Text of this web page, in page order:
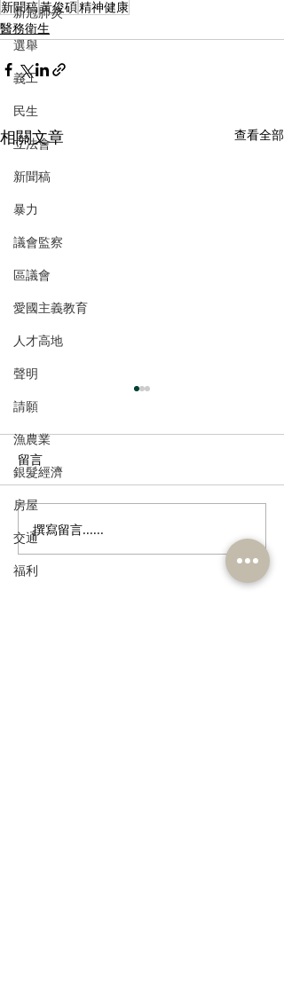
新冠肺炎
選舉
義工
民生
立法會
新聞稿
暴力
議會監察
區議會
愛國主義教育
人才高地
聲明
請願
漁農業
銀髮經濟
房屋
交通
福利
新聞稿黃俊碩精神健康
醫務衛生
相關文章 查看全部
陳永光歡迎中醫醫院推展
兩項中西醫協作專病治療
留言
撰寫留言......